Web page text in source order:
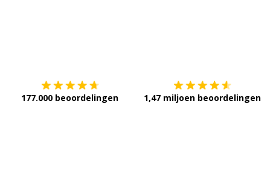
177.000 beoordelingen 1,47 miljoen beoordelingen